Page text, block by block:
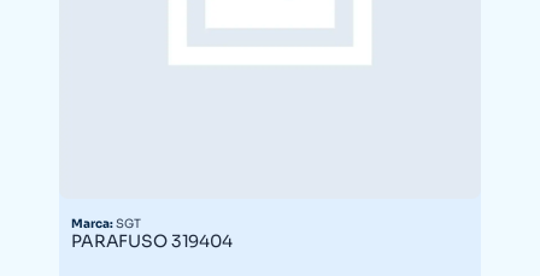
Marca:SGT
PARAFUSO 319404